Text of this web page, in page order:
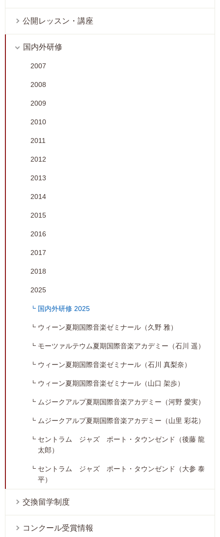
公開レッスン・講座
国内外研修
2007
2008
2009
2010
2011
2012
2013
2014
2015
2016
2017
2018
2025
国内外研修 2025
ウィーン夏期国際音楽ゼミナール（久野 雅）
モーツァルテウム夏期国際音楽アカデミー（石川 遥）
ウィーン夏期国際音楽ゼミナール（石川 真梨奈）
ウィーン夏期国際音楽ゼミナール（山口 架歩）
ムジークアルプ夏期国際音楽アカデミー（河野 愛実）
ムジークアルプ夏期国際音楽アカデミー（山里 彩花）
セントラム ジャズ ポート・タウンゼンド（後藤 龍
太郎）
セントラム ジャズ ポート・タウンゼンド（大参 泰
平）
交換留学制度
コンクール受賞情報